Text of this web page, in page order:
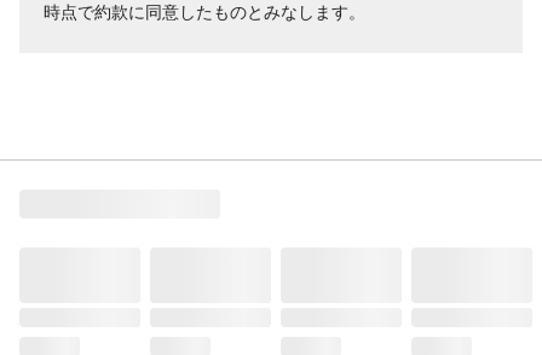
時点で約款に同意したものとみなします。